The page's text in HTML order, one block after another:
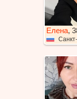
Елена,